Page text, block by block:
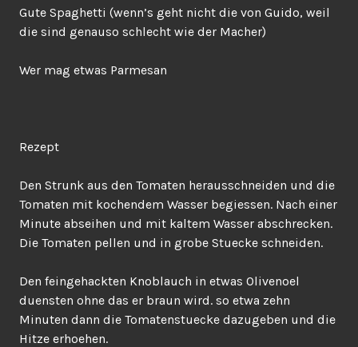
Gute Spaghetti (wenn’s geht nicht die von Guido, weil
die sind genauso schlecht wie der Macher)
Wer mag etwas Parmesan
Rezept
Den Strunk aus den Tomaten herausschneiden und die
Tomaten mit kochendem Wasser begiessen. Nach einer
Minute abseihen und mit kaltem Wasser abschrecken.
Die Tomaten pellen und in grobe Stuecke schneiden.
Den feingehackten Knoblauch in etwas Olivenoel
duensten ohne das er braun wird. so etwa zehn
Minuten dann die Tomatenstuecke dazugeben und die
Hitze erhoehen.